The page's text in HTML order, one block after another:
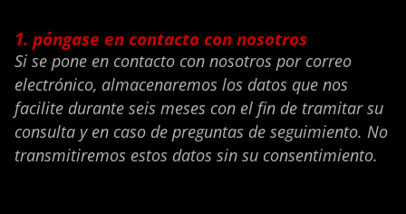
1. póngase en contacto con nosotros
Si se pone en contacto con nosotros por correo
electrónico, almacenaremos los datos que nos
facilite durante seis meses con el fin de tramitar su
consulta y en caso de preguntas de seguimiento. No
transmitiremos estos datos sin su consentimiento.